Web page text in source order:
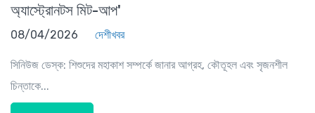
অ্যাস্ট্রোনটস মিট-আপ'
08/04/2026 দেশীখবর
সিনিউজ ডেস্ক: শিশুদের মহাকাশ সম্পর্কে জানার আগ্রহ, কৌতূহল এবং সৃজনশীল
চিন্তাকে...